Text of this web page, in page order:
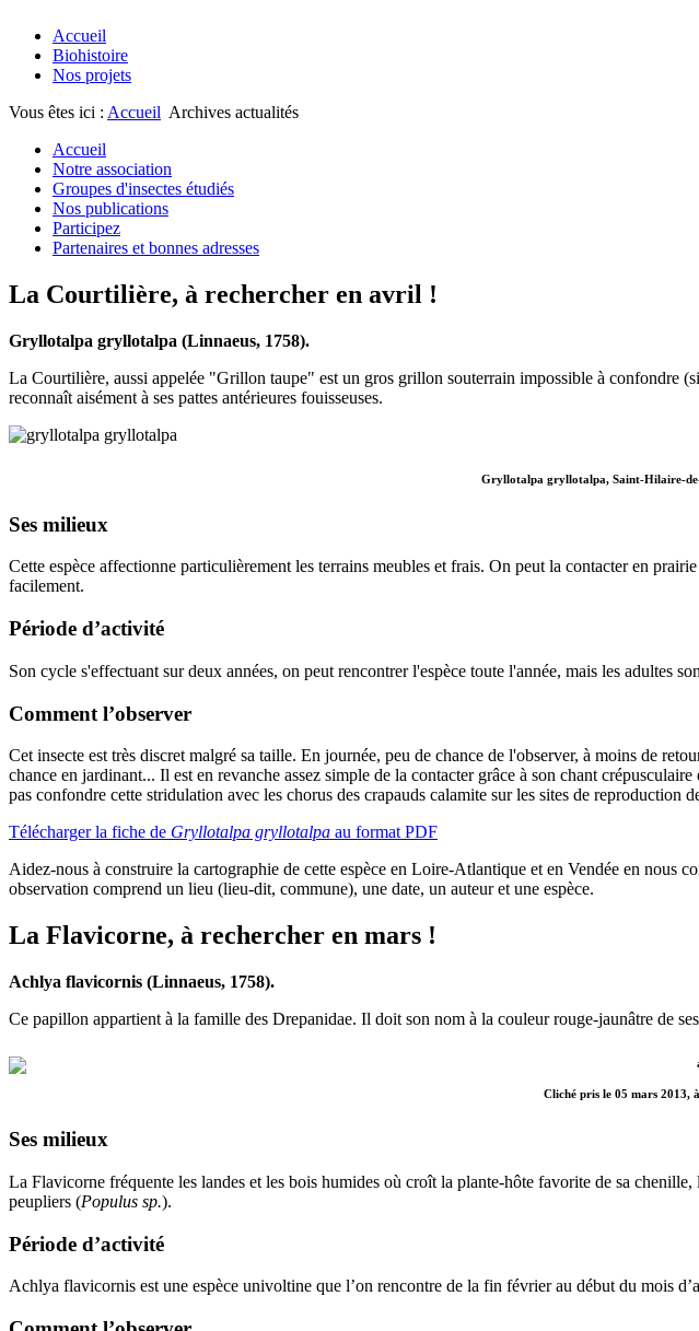
Accueil
Biohistoire
Nos projets
Vous êtes ici : Accueil Archives actualités
Accueil
Notre association
Groupes d'insectes étudiés
Nos publications
Participez
Partenaires et bonnes adresses
La Courtilière, à rechercher en avril !
Gryllotalpa gryllotalpa (Linnaeus, 1758).
La Courtilière, aussi appelée "Grillon taupe" est un gros grillon souterrain impossible à confondre (si
reconnaît aisément à ses pattes antérieures fouisseuses.
Gryllotalpa gryllotalpa, Saint-Hilaire-
Ses milieux
Cette espèce affectionne particulièrement les terrains meubles et frais. On peut la contacter en
facilement.
Période d’activité
Son cycle s'effectuant sur deux années, on peut rencontrer l'espèce toute l'année, mais les adultes
Comment l’observer
Cet insecte est très discret malgré sa taille. En journée, peu de chance de l'observer, à moins de
chance en jardinant... Il est en revanche assez simple de la contacter grâce à son chant
pas confondre cette stridulation avec les chorus des crapauds calamite sur les sites de reproduction
Télécharger la fiche de Gryllotalpa gryllotalpa au format PDF
Aidez-nous à construire la cartographie de cette espèce en Loire-Atlantique et en Vendée en nous
observation comprend un lieu (lieu-dit, commune), une date, un auteur et une espèce.
La Flavicorne, à rechercher en mars !
Achlya flavicornis (Linnaeus, 1758).
Ce papillon appartient à la famille des Drepanidae. Il doit son nom à la couleur rouge-jaunâtre de
Cliché pris le 05 mars 2013,
Ses milieux
La Flavicorne fréquente les landes et les bois humides où croît la plante-hôte favorite de sa chenille,
peupliers (Populus sp.).
Période d’activité
Achlya flavicornis est une espèce univoltine que l’on rencontre de la fin février au début du mois